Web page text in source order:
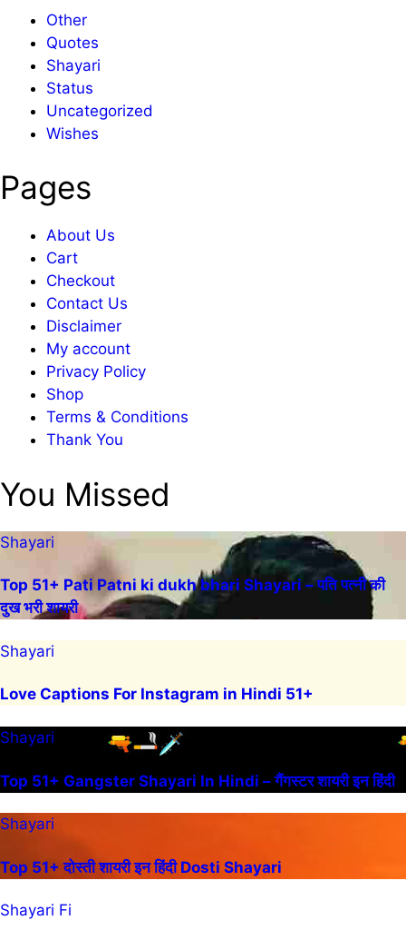
Other
Quotes
Shayari
Status
Uncategorized
Wishes
Pages
About Us
Cart
Checkout
Contact Us
Disclaimer
My account
Privacy Policy
Shop
Terms & Conditions
Thank You
You Missed
Shayari
Top 51+ Pati Patni ki dukh bhari Shayari – पति पत्नी की
दुख भरी शायरी
Shayari
Love Captions For Instagram in Hindi 51+
Shayari
Top 51+ Gangster Shayari In Hindi – गैंगस्टर शायरी इन हिंदी
Shayari
Top 51+ दोस्ती शायरी इन हिंदी Dosti Shayari
Shayari Fi